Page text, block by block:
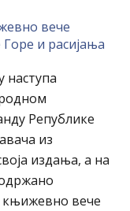
вече
и расијања
наступа
Републике
из
издања, а на
књижевно вече